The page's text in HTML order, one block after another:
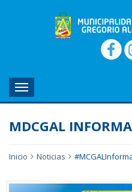
MENU
MDCGAL INFORMA
Inicio Noticias